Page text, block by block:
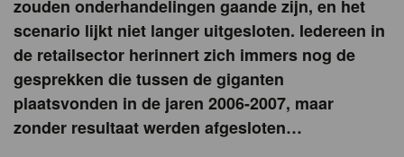
zouden onderhandelingen gaande zijn, en het
scenario lijkt niet langer uitgesloten. Iedereen in
de retailsector herinnert zich immers nog de
gesprekken die tussen de giganten
plaatsvonden in de jaren 2006-2007, maar
zonder resultaat werden afgesloten…